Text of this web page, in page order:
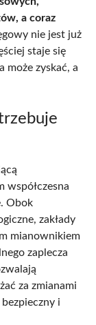
a coraz
nie jest już
staje się
może zyskać, a
współczesna
Obok
zakłady
mianownikiem
zaplecza
za zmianami
i